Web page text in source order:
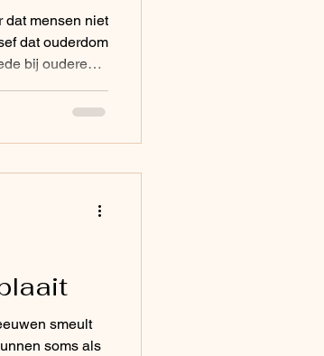
dat mensen niet
dat ouderdom
bij ouderen
smeult
soms als